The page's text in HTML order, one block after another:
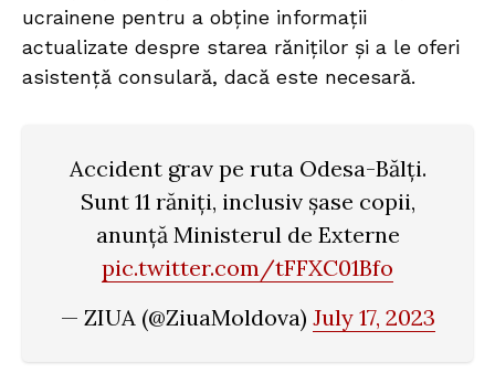
ucrainene pentru a obține informații
actualizate despre starea răniților și a le oferi
asistență consulară, dacă este necesară.
Accident grav pe ruta Odesa-Bălți.
Sunt 11 răniți, inclusiv șase copii,
anunță Ministerul de Externe
pic.twitter.com/tFFXC01Bfo
— ZIUA (@ZiuaMoldova) July 17, 2023